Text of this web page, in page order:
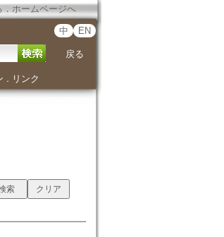
． ホームページへ
中 EN
戻る
． リンク